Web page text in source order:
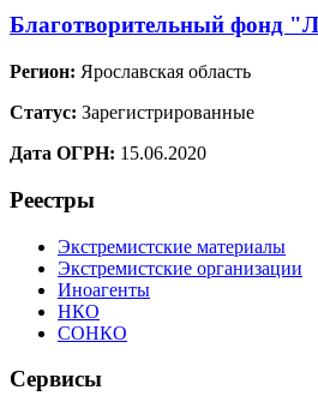
Благотворительный фонд
Регион: Ярославская область
Статус: Зарегистрированные
Дата ОГРН: 15.06.2020
Реестры
Экстремистские материалы
Экстремистские организации
Иноагенты
НКО
СОНКО
Сервисы